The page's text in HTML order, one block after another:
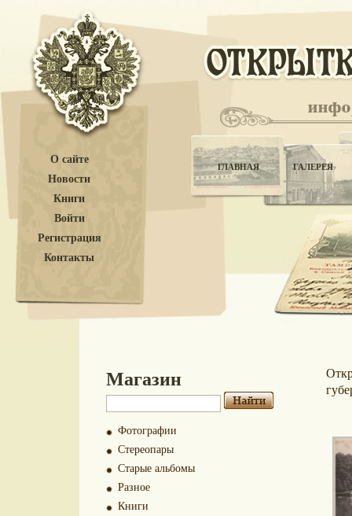
О сайте
Новости
Книги
Войти
Регистрация
Контакты
ГЛАВНАЯ ГАЛЕРЕЯ
Магазин
Фотографии
Стереопары
Старые альбомы
Разное
Книги